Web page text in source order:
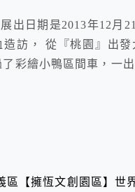
出日期是2013年12月
訪， 從『桃園』出
彩繪小鴨區間車，一
區【擁恆文創園區】世